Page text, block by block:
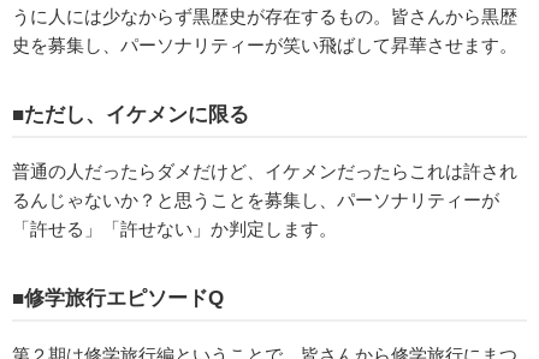
うに人には少なからず黒歴史が存在するもの。皆さんから黒歴
史を募集し、パーソナリティーが笑い飛ばして昇華させます。
■ただし、イケメンに限る
普通の人だったらダメだけど、イケメンだったらこれは許され
るんじゃないか？と思うことを募集し、パーソナリティーが
「許せる」「許せない」か判定します。
■修学旅行エピソードQ